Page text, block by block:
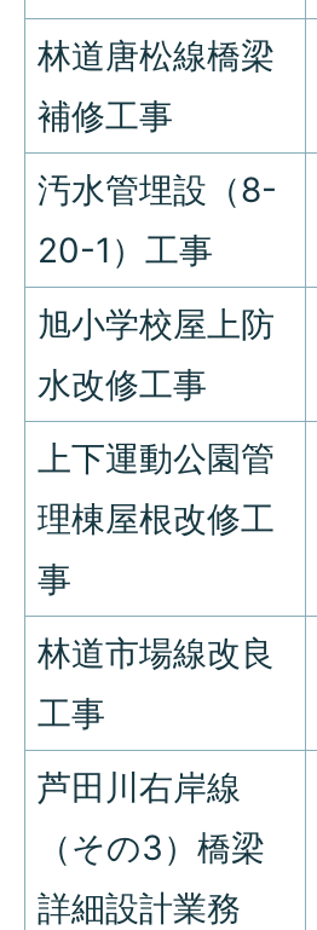
林道唐松線橋梁
補修工事
汚水管埋設（8-
20-1）工事
旭小学校屋上防
水改修工事
上下運動公園管
理棟屋根改修工
事
林道市場線改良
工事
芦田川右岸線
（その3）橋梁
詳細設計業務